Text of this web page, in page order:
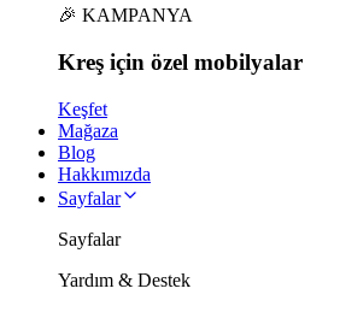
🎉 KAMPANYA
Kreş için özel mobilyalar
Keşfet
Mağaza
Blog
Hakkımızda
Sayfalar
Sayfalar
Yardım & Destek